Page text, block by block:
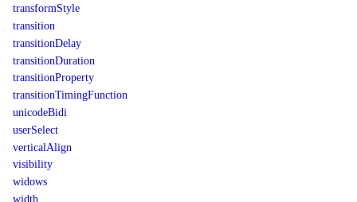
transformStyle
transition
transitionDelay
transitionDuration
transitionProperty
transitionTimingFunction
unicodeBidi
userSelect
verticalAlign
visibility
widows
width